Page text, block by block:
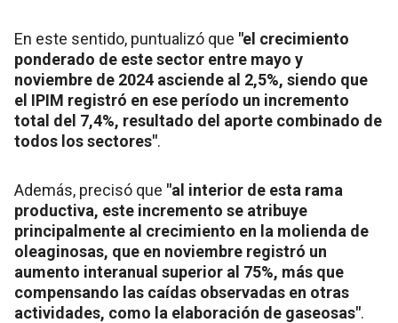
En este sentido, puntualizó que "el crecimiento
ponderado de este sector entre mayo y
noviembre de 2024 asciende al 2,5%, siendo que
el IPIM registró en ese período un incremento
total del 7,4%, resultado del aporte combinado de
todos los sectores".
Además, precisó que "al interior de esta rama
productiva, este incremento se atribuye
principalmente al crecimiento en la molienda de
oleaginosas, que en noviembre registró un
aumento interanual superior al 75%, más que
compensando las caídas observadas en otras
actividades, como la elaboración de gaseosas".